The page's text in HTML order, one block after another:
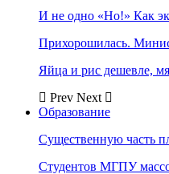
И не одно «Но!» Как
Прихорошилась.
Яйца и рис дешевле,
Prev Next
Образование
Существенную часть
Студентов МГПУ